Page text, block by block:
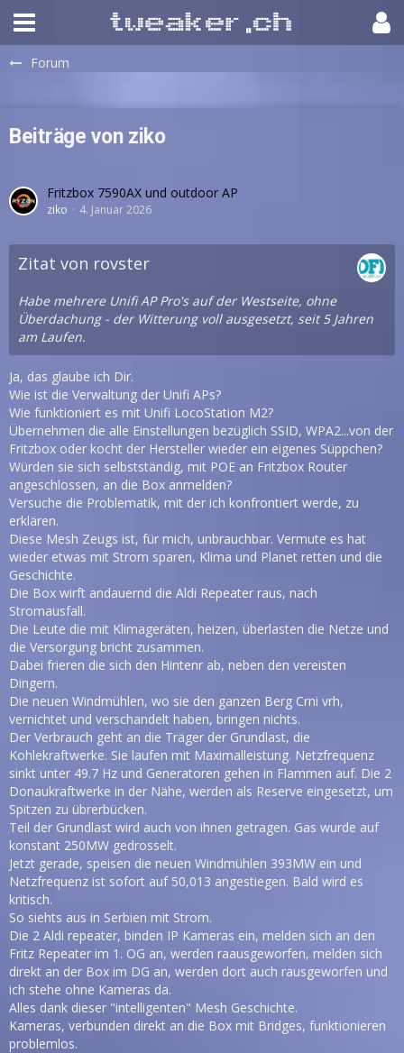
Forum
Beiträge von ziko
Fritzbox 7590AX und outdoor AP
ziko 4. Januar 2026
Zitat von rovster
Habe mehrere Unifi AP Pro's auf der Westseite, ohne
Überdachung - der Witterung voll ausgesetzt, seit 5 Jahren
am Laufen.
Ja, das glaube ich Dir.
Wie ist die Verwaltung der Unifi APs?
Wie funktioniert es mit Unifi LocoStation M2?
Übernehmen die alle Einstellungen bezüglich SSID, WPA2...von der
Fritzbox oder kocht der Hersteller wieder ein eigenes Süppchen?
Würden sie sich selbstständig, mit POE an Fritzbox Router
angeschlossen, an die Box anmelden?
Versuche die Problematik, mit der ich konfrontiert werde, zu
erklären.
Diese Mesh Zeugs ist, für mich, unbrauchbar. Vermute es hat
wieder etwas mit Strom sparen, Klima und Planet retten und die
Geschichte.
Die Box wirft andauernd die Aldi Repeater raus, nach
Stromausfall.
Die Leute die mit Klimageräten, heizen, überlasten die Netze und
die Versorgung bricht zusammen.
Dabei frieren die sich den Hintenr ab, neben den vereisten
Dingern.
Die neuen Windmühlen, wo sie den ganzen Berg Crni vrh,
vernichtet und verschandelt haben, bringen nichts.
Der Verbrauch geht an die Träger der Grundlast, die
Kohlekraftwerke. Sie laufen mit Maximalleistung. Netzfrequenz
sinkt unter 49.7 Hz und Generatoren gehen in Flammen auf. Die 2
Donaukraftwerke in der Nähe, werden als Reserve eingesetzt, um
Spitzen zu übrerbücken.
Teil der Grundlast wird auch von ihnen getragen. Gas wurde auf
konstant 250MW gedrosselt.
Jetzt gerade, speisen die neuen Windmühlen 393MW ein und
Netzfrequenz ist sofort auf 50,013 angestiegen. Bald wird es
kritisch.
So siehts aus in Serbien mit Strom.
Die 2 Aldi repeater, binden IP Kameras ein, melden sich an den
Fritz Repeater im 1. OG an, werden raausgeworfen, melden sich
direkt an der Box im DG an, werden dort auch rausgeworfen und
ich stehe ohne Kameras da.
Alles dank dieser "intelligenten" Mesh Geschichte.
Kameras, verbunden direkt an die Box mit Bridges, funktionieren
problemlos.